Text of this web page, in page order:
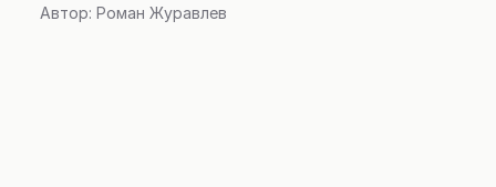
Автор: Роман Журавлев